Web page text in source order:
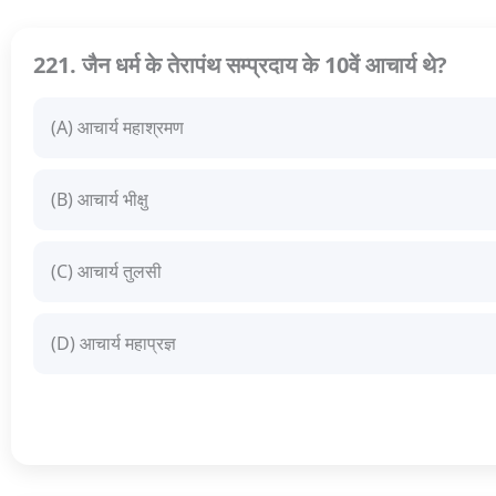
221. जैन धर्म के तेरापंथ सम्प्रदाय के 10वें आचार्य थे?
(A) आचार्य महाश्रमण
(B) आचार्य भीक्षु
(C) आचार्य तुलसी
(D) आचार्य महाप्रज्ञ